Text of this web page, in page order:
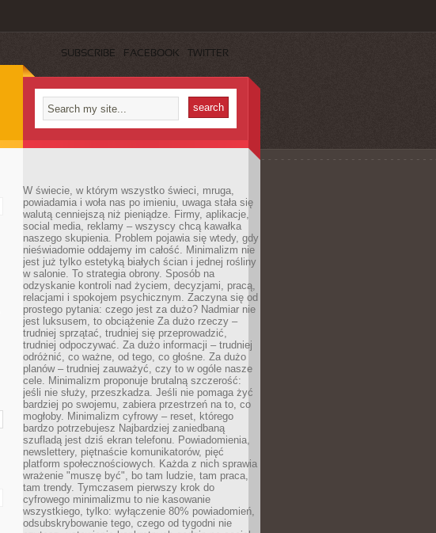
SUBSCRIBE FACEBOOK TWITTER
W świecie, w którym wszystko świeci, mruga,
powiadamia i woła nas po imieniu, uwaga stała się
walutą cenniejszą niż pieniądze. Firmy, aplikacje,
social media, reklamy – wszyscy chcą kawałka
naszego skupienia. Problem pojawia się wtedy, gdy
nieświadomie oddajemy im całość. Minimalizm nie
jest już tylko estetyką białych ścian i jednej rośliny
w salonie. To strategia obrony. Sposób na
odzyskanie kontroli nad życiem, decyzjami, pracą,
relacjami i spokojem psychicznym. Zaczyna się od
prostego pytania: czego jest za dużo? Nadmiar nie
jest luksusem, to obciążenie Za dużo rzeczy –
trudniej sprzątać, trudniej się przeprowadzić,
trudniej odpoczywać. Za dużo informacji – trudniej
odróżnić, co ważne, od tego, co głośne. Za dużo
planów – trudniej zauważyć, czy to w ogóle nasze
cele. Minimalizm proponuje brutalną szczerość:
jeśli nie służy, przeszkadza. Jeśli nie pomaga żyć
bardziej po swojemu, zabiera przestrzeń na to, co
mogłoby. Minimalizm cyfrowy – reset, którego
bardzo potrzebujesz Najbardziej zaniedbaną
szufladą jest dziś ekran telefonu. Powiadomienia,
newslettery, piętnaście komunikatorów, pięć
platform społecznościowych. Każda z nich sprawia
wrażenie "muszę być", bo tam ludzie, tam praca,
tam trendy. Tymczasem pierwszy krok do
cyfrowego minimalizmu to nie kasowanie
wszystkiego, tylko: wyłączenie 80% powiadomień,
odsubskrybowanie tego, czego od tygodni nie